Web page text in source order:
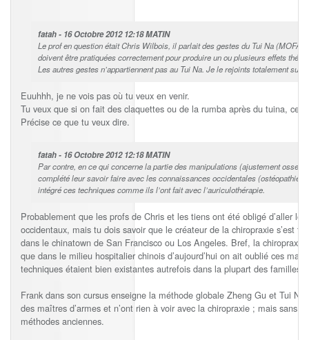
fatah - 16 Octobre 2012 12:18 MATIN
Le prof en question était Chris Wilbois, il parlait des gestes du Tui Na
doivent être pratiquées correctement pour produire un ou plusieurs effets
Les autres gestes n’appartiennent pas au Tui Na. Je le rejoints totalement sur
Euuhhh, je ne vois pas où tu veux en venir.
Tu veux que si on fait des claquettes ou de la rumba après du tuina, ce
Précise ce que tu veux dire.
fatah - 16 Octobre 2012 12:18 MATIN
Par contre, en ce qui concerne la partie des manipulations (ajustement
complété leur savoir faire avec les connaissances occidentales (ostéopathie,
intégré ces techniques comme ils l’ont fait avec l’auriculothérapie.
Probablement que les profs de Chris et les tiens ont été obligé d’aller
occidentaux, mais tu dois savoir que le créateur de la chiropraxie s’est
dans le chinatown de San Francisco ou Los Angeles. Bref, la
que dans le milieu hospitalier chinois d’aujourd’hui on ait oublié ces
techniques étaient bien existantes autrefois dans la plupart des familles
Frank dans son cursus enseigne la méthode globale Zheng Gu et Tui
des maîtres d’armes et n’ont rien à voir avec la chiropraxie ; mais sans
méthodes anciennes.